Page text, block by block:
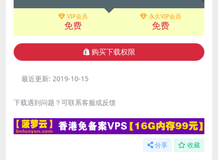
VIP会员
免费
永久VIP会员
免费
购买下载权限
最近更新: 2019-10-15
下载遇到问题？可联系客服或反馈
分享 收藏